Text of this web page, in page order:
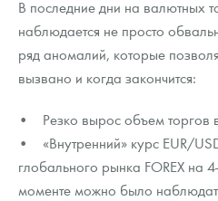
Монеты Царской России
Монеты стран мира после 1950г
Георгий Победоносец
Золотой червонец Сеятель
Аксессуары
Гарри Поттер
Гарантии
Выкуп монет
Памятка для работы с монетами из
Условия возврата
Информация
Распродажа монет и жетонов
Аналитика и события
Итоги 2025 года. Прогноз курсов
Cтатьи
Котировки
Курс золота и серебра
Скупка слитков
Контакты
Наши преимущества
Письмо директору
В последние дни на валютных
наблюдается не просто
ряд аномалий, которые
вызвано и когда закончится:
• Резко вырос объем торгов
• «Внутренний» курс EUR/
глобального рынка FOREX на
моменте можно было